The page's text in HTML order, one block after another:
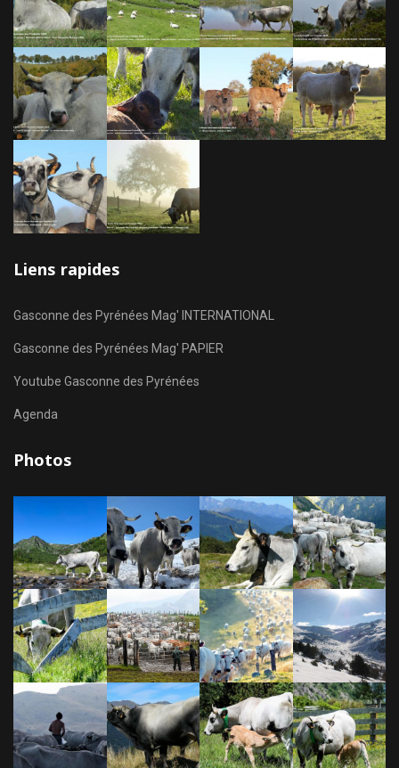
Liens rapides
Gasconne des Pyrénées Mag' INTERNATIONAL
Gasconne des Pyrénées Mag' PAPIER
Youtube Gasconne des Pyrénées
Agenda
Photos